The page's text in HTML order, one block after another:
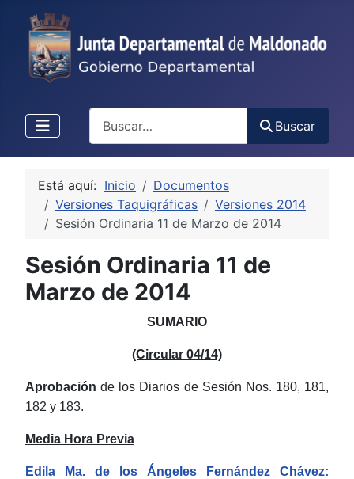
Buscar
Está aquí: Inicio
Documentos
Versiones Taquigráficas
Versiones 2014
Sesión Ordinaria 11 de Marzo de 2014
Sesión Ordinaria 11 de
Marzo de 2014
SUMARIO
(Circular 04/14)
Aprobaciónde los Diarios de Sesión Nos. 180, 181,
182 y 183.
Media Hora Previa
Edila Ma. de los Ángeles Fernández Chávez: